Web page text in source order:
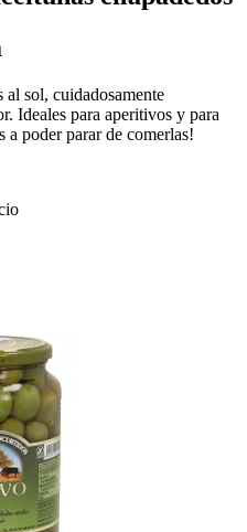
al sol, cuidadosamente
Ideales para aperitivos y para
a poder parar de comerlas!